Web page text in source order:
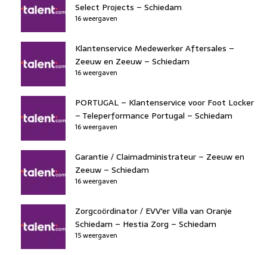
Select Projects – Schiedam
16 weergaven
Klantenservice Medewerker Aftersales –
Zeeuw en Zeeuw – Schiedam
16 weergaven
PORTUGAL – Klantenservice voor Foot Locker
– Teleperformance Portugal – Schiedam
16 weergaven
Garantie / Claimadministrateur – Zeeuw en
Zeeuw – Schiedam
16 weergaven
Zorgcoördinator / EVV'er Villa van Oranje
Schiedam – Hestia Zorg – Schiedam
15 weergaven